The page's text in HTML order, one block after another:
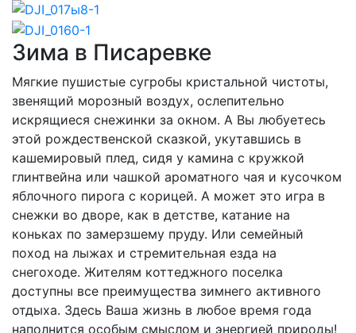
Зима в Писаревке
Мягкие пушистые сугробы кристальной чистоты,
звенящий морозный воздух, ослепительно
искрящиеся снежинки за окном. А Вы любуетесь
этой рождественской сказкой, укутавшись в
кашемировый плед, сидя у камина с кружкой
глинтвейна или чашкой ароматного чая и кусочком
яблочного пирога с корицей. А может это игра в
снежки во дворе, как в детстве, катание на
коньках по замерзшему пруду. Или семейный
поход на лыжах и стремительная езда на
снегоходе. Жителям коттеджного поселка
доступны все преимущества зимнего активного
отдыха. Здесь Ваша жизнь в любое время года
наполнится особым смыслом и энергией природы!